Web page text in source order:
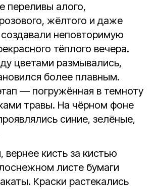
переливы алого,
жёлтого и даже
неповторимую
тёплого вечера.
цветами размывались,
более плавным.
— погружённая в темноту
травы. На чёрном фоне
синие, зелёные,
вернее кисть за кистью
листе бумаги
Краски растекались